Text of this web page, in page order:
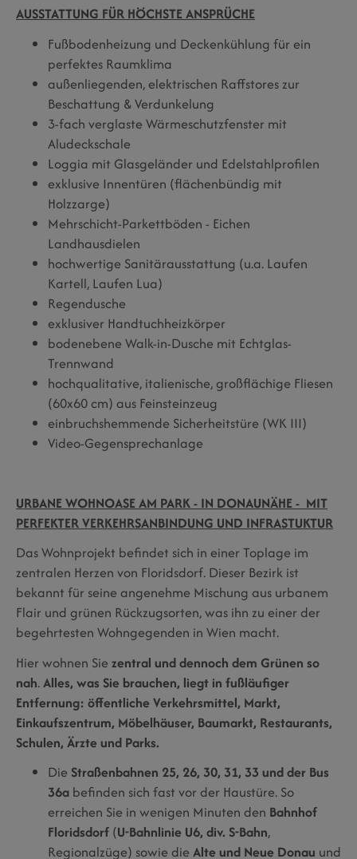
AUSSTATTUNG FÜR HÖCHSTE ANSPRÜCHE
Fußbodenheizung und Deckenkühlung für ein
perfektes Raumklima
außenliegenden, elektrischen Raffstores zur
Beschattung & Verdunkelung
3-fach verglaste Wärmeschutzfenster mit
Aludeckschale
Loggia mit Glasgeländer und Edelstahlprofilen
exklusive Innentüren (flächenbündig mit
Holzzarge)
Mehrschicht-Parkettböden - Eichen
Landhausdielen
hochwertige Sanitärausstattung (u.a. Laufen
Kartell, Laufen Lua)
Regendusche
exklusiver Handtuchheizkörper
bodenebene Walk-in-Dusche mit Echtglas-
Trennwand
hochqualitative, italienische, großflächige Fliesen
(60x60 cm) aus Feinsteinzeug
einbruchshemmende Sicherheitstüre (WK III)
Video-Gegensprechanlage
URBANE WOHNOASE AM PARK - IN DONAUNÄHE - MIT
PERFEKTER VERKEHRSANBINDUNG UND INFRASTUKTUR
Das Wohnprojekt befindet sich in einer Toplage im
zentralen Herzen von Floridsdorf. Dieser Bezirk ist
bekannt für seine angenehme Mischung aus urbanem
Flair und grünen Rückzugsorten, was ihn zu einer der
begehrtesten Wohngegenden in Wien macht.
Hier wohnen Sie zentral und dennoch dem Grünen so
nah.Alles, was Sie brauchen, liegt in fußläufiger
Entfernung: öffentliche Verkehrsmittel, Markt,
Einkaufszentrum, Möbelhäuser, Baumarkt, Restaurants,
Schulen, Ärzte und Parks.
Die Straßenbahnen 25, 26, 30, 31, 33 und der Bus
36a befinden sich fast vor der Haustüre. So
erreichen Sie in wenigen Minuten den Bahnhof
Floridsdorf (U-Bahnlinie U6, div. S-Bahn,
Regionalzüge) sowie die Alte und Neue Donau und